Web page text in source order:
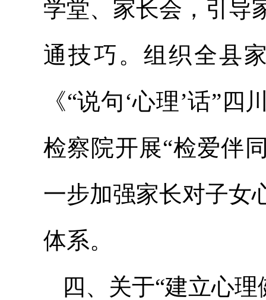
学堂、家长会，引导
通技巧。组织全县
《“说句‘心理’话”
检察院开展“检爱伴
一步加强家长对子女
体系。
四、关于“建立心